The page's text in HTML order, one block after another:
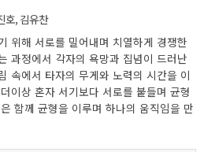
호, 김유찬
위해 서로를 밀어내며 치열하게 경쟁한
과정에서 각자의 욕망과 집념이 드러난
속에서 타자의 무게와 노력의 시간을 이
이상 혼자 서기보다 서로를 붙들며 균형
함께 균형을 이루며 하나의 움직임을 만